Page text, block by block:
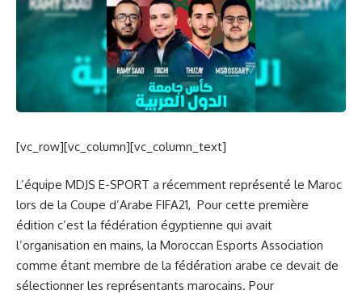
[vc_row][vc_column][vc_column_text]
L’équipe MDJS E-SPORT a récemment représenté le Maroc
lors de la Coupe d’Arabe FIFA21, Pour cette première
édition c’est la fédération égyptienne qui avait
l’organisation en mains, la Moroccan Esports Association
comme étant membre de la fédération arabe ce devait de
sélectionner les représentants marocains. Pour